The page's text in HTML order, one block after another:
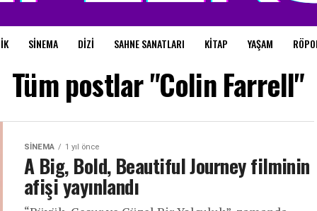
SINEMA DIZI SAHNE SANATLARI KITAP YAŞAM
Tüm postlar "Colin Farrell"
SINEMA 1 yıl önce
A Big, Bold, Beautiful Journey filminin
afişi yayınlandı